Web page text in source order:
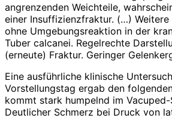
angrenzenden Weichteile,
einer Insuffizienzfraktur. (…)
ohne Umgebungsreaktion in der
Tuber calcanei. Regelrechte
(erneute) Fraktur. Geringer
Eine ausführliche klinische
Vorstellungstag ergab den
kommt stark humpelnd im Vacuped-
Deutlicher Schmerz bei Druck von